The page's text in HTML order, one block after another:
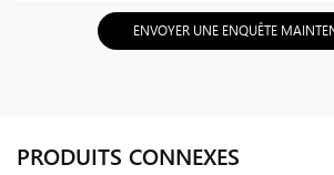
ENVOYER UNE ENQUÊTE
PRODUITS CONNEXES